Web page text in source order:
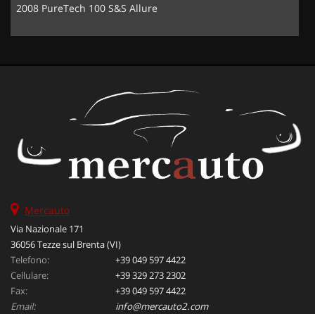
2008 PureTech 100 S&S Allure
Mercauto
Via Nazionale 171
36056 Tezze sul Brenta (VI)
Telefono:
+39 049 597 4422
Cellulare:
+39 329 273 2302
Fax:
+39 049 597 4422
Email:
info@mercauto2.com